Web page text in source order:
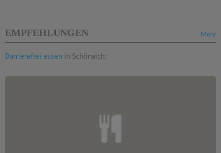
Mehr
EMPFEHLUNGEN
Barrierefrei essen in Schönaich: